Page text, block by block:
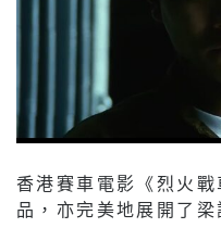
香港賽車電影《烈火
品，亦完美地展開了梁